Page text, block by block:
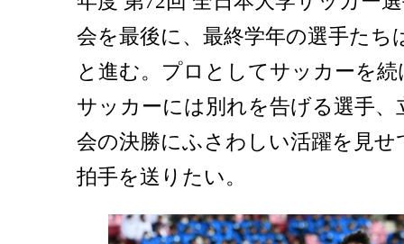
会を最後に、最終学年の選手たち
と進む。プロとしてサッカーを
サッカーには別れを告げる選手、
会の決勝にふさわしい活躍を見
拍手を送りたい。